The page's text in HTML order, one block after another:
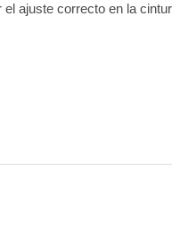
ajuste correcto en la